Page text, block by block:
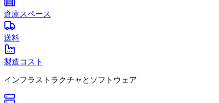
倉庫スペース
送料
製造コスト
インフラストラクチャとソフトウェア